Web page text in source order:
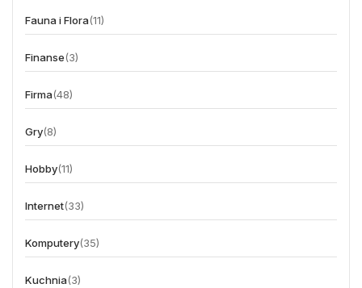
Fauna i Flora(11)
Finanse(3)
Firma(48)
Gry(8)
Hobby(11)
Internet(33)
Komputery(35)
Kuchnia(3)